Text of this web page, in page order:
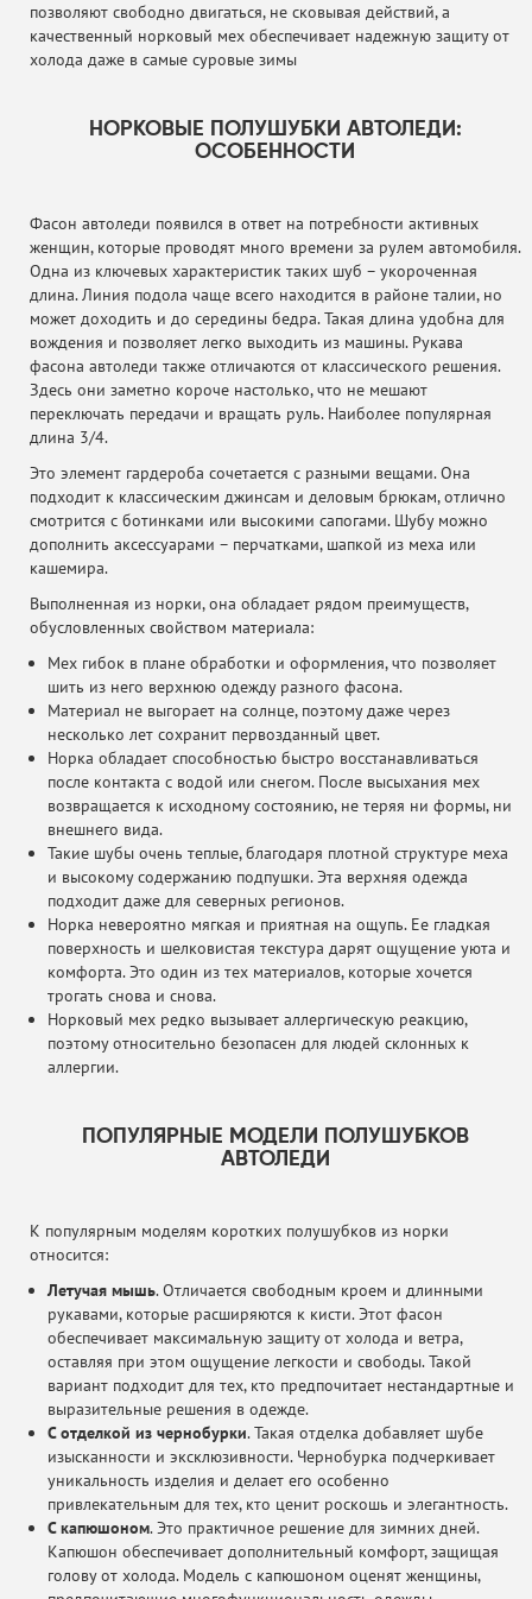
позволяют свободно двигаться, не сковывая действий, а
качественный норковый мех обеспечивает надежную защиту от
холода даже в самые суровые зимы
НОРКОВЫЕ ПОЛУШУБКИ АВТОЛЕДИ:
ОСОБЕННОСТИ
Фасон автоледи появился в ответ на потребности активных
женщин, которые проводят много времени за рулем автомобиля.
Одна из ключевых характеристик таких шуб – укороченная
длина. Линия подола чаще всего находится в районе талии, но
может доходить и до середины бедра. Такая длина удобна для
вождения и позволяет легко выходить из машины. Рукава
фасона автоледи также отличаются от классического решения.
Здесь они заметно короче настолько, что не мешают
переключать передачи и вращать руль. Наиболее популярная
длина 3/4.
Это элемент гардероба сочетается с разными вещами. Она
подходит к классическим джинсам и деловым брюкам, отлично
смотрится с ботинками или высокими сапогами. Шубу можно
дополнить аксессуарами – перчатками, шапкой из меха или
кашемира.
Выполненная из норки, она обладает рядом преимуществ,
обусловленных свойством материала:
Мех гибок в плане обработки и оформления, что позволяет
шить из него верхнюю одежду разного фасона.
Материал не выгорает на солнце, поэтому даже через
несколько лет сохранит первозданный цвет.
Норка обладает способностью быстро восстанавливаться
после контакта с водой или снегом. После высыхания мех
возвращается к исходному состоянию, не теряя ни формы, ни
внешнего вида.
Такие шубы очень теплые, благодаря плотной структуре меха
и высокому содержанию подпушки. Эта верхняя одежда
подходит даже для северных регионов.
Норка невероятно мягкая и приятная на ощупь. Ее гладкая
поверхность и шелковистая текстура дарят ощущение уюта и
комфорта. Это один из тех материалов, которые хочется
трогать снова и снова.
Норковый мех редко вызывает аллергическую реакцию,
поэтому относительно безопасен для людей склонных к
аллергии.
ПОПУЛЯРНЫЕ МОДЕЛИ ПОЛУШУБКОВ
АВТОЛЕДИ
К популярным моделям коротких полушубков из норки
относится:
Летучая мышь. Отличается свободным кроем и длинными
рукавами, которые расширяются к кисти. Этот фасон
обеспечивает максимальную защиту от холода и ветра,
оставляя при этом ощущение легкости и свободы. Такой
вариант подходит для тех, кто предпочитает нестандартные и
выразительные решения в одежде.
С отделкой из чернобурки. Такая отделка добавляет шубе
изысканности и эксклюзивности. Чернобурка подчеркивает
уникальность изделия и делает его особенно
привлекательным для тех, кто ценит роскошь и элегантность.
С капюшоном. Это практичное решение для зимних дней.
Капюшон обеспечивает дополнительный комфорт, защищая
голову от холода. Модель с капюшоном оценят женщины,